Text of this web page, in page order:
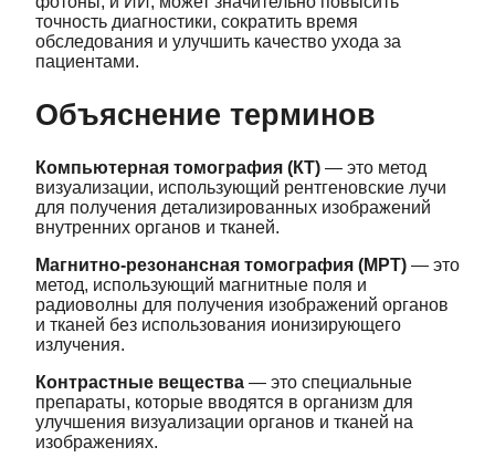
точность диагностики, сократить время
обследования и улучшить качество ухода за
пациентами.
Объяснение терминов
Компьютерная томография (КТ) — это метод
визуализации, использующий рентгеновские лучи
для получения детализированных изображений
внутренних органов и тканей.
Магнитно-резонансная томография (МРТ) — это
метод, использующий магнитные поля и
радиоволны для получения изображений органов
и тканей без использования ионизирующего
излучения.
Контрастные вещества — это специальные
препараты, которые вводятся в организм для
улучшения визуализации органов и тканей на
изображениях.